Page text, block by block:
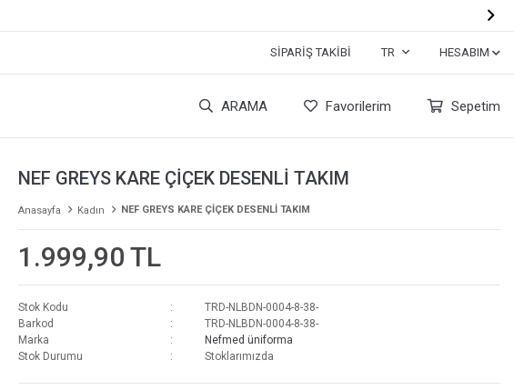

SIPARIŞ TAKIBI TR HESABIM
ARAMA Favorilerim Sepetim
NEF GREYS KARE ÇİÇEK DESENLİ TAKIM
Anasayfa Kadın NEF GREYS KARE ÇİÇEK DESENLİ TAKIM
1.999,90 TL
Stok Kodu
TRD-NLBDN-0004-8-38-
Barkod
TRD-NLBDN-0004-8-38-
Marka
Nefmed üniforma
Stok Durumu
Stoklarımızda